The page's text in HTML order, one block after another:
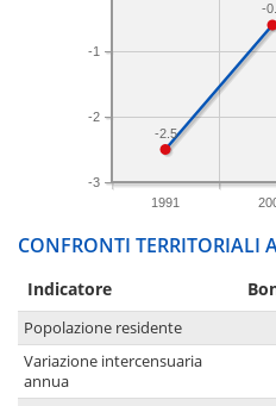
1991
-3
-2
-1
-
-2.5
CONFRONTI TERRITORIALI
Indicatore
Popolazione residente
Variazione intercensuaria
annua